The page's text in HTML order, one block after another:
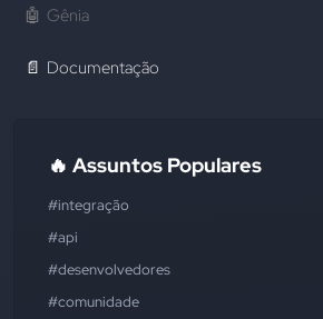
🤖 Gênia
📄 Documentação
🔥 Assuntos Populares
#integração
#api
#desenvolvedores
#comunidade